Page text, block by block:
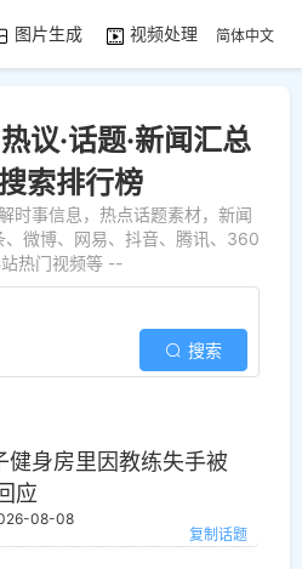
图片生成 视频处理 资源素
简体中文
议·话题·新闻汇总
索排行榜
时事信息，热点话题素材，新闻
微博、网易、抖音、腾讯、360
热门视频等 --
搜索
健身房里因教练失手被
应
复制话题
08-08